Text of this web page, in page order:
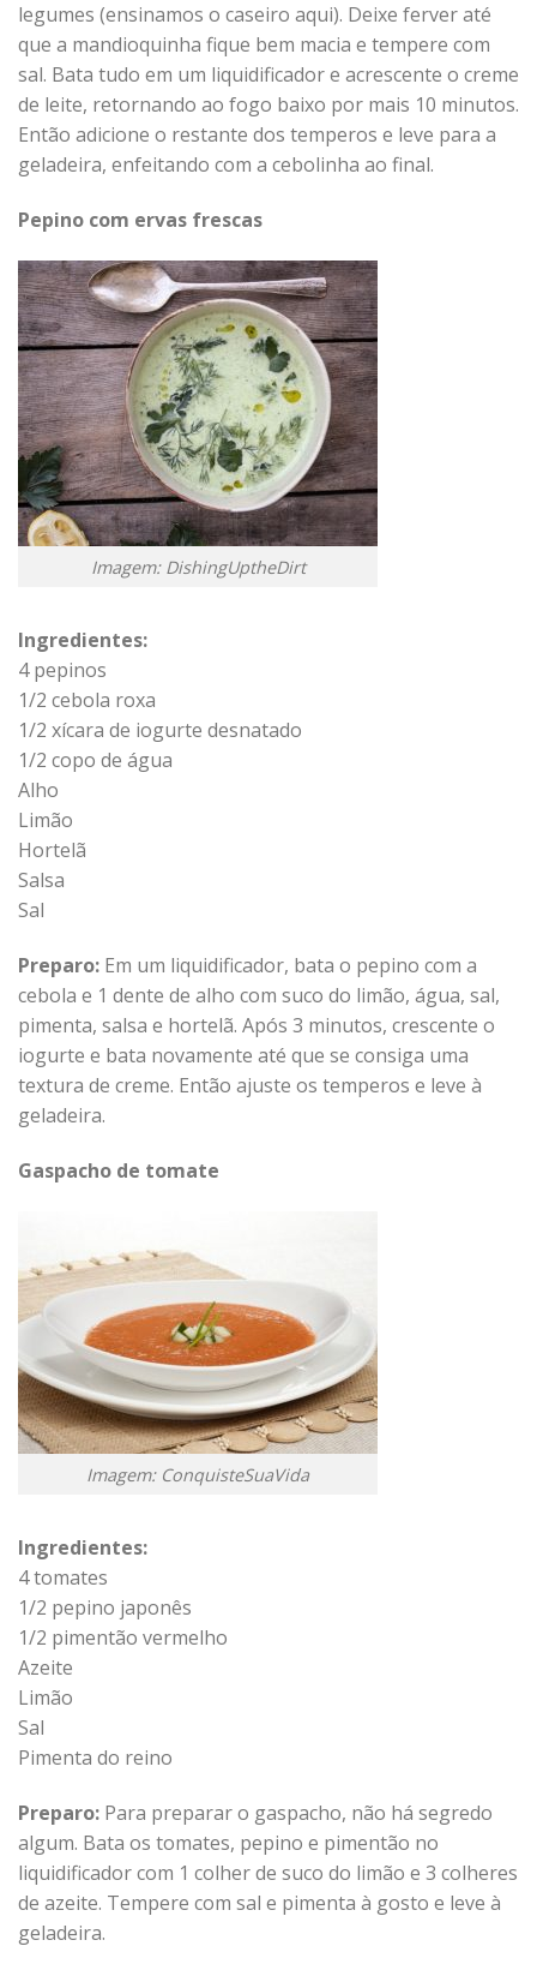
legumes (ensinamos o caseiro aqui). Deixe ferver até
que a mandioquinha fique bem macia e tempere com
sal. Bata tudo em um liquidificador e acrescente o creme
de leite, retornando ao fogo baixo por mais 10 minutos.
Então adicione o restante dos temperos e leve para a
geladeira, enfeitando com a cebolinha ao final.
Pepino com ervas frescas
Imagem: DishingUptheDirt
Ingredientes:
4 pepinos
1/2 cebola roxa
1/2 xícara de iogurte desnatado
1/2 copo de água
Alho
Limão
Hortelã
Salsa
Sal
Preparo: Em um liquidificador, bata o pepino com a
cebola e 1 dente de alho com suco do limão, água, sal,
pimenta, salsa e hortelã. Após 3 minutos, crescente o
iogurte e bata novamente até que se consiga uma
textura de creme. Então ajuste os temperos e leve à
geladeira.
Gaspacho de tomate
Imagem: ConquisteSuaVida
Ingredientes:
4 tomates
1/2 pepino japonês
1/2 pimentão vermelho
Azeite
Limão
Sal
Pimenta do reino
Preparo: Para preparar o gaspacho, não há segredo
algum. Bata os tomates, pepino e pimentão no
liquidificador com 1 colher de suco do limão e 3 colheres
de azeite. Tempere com sal e pimenta à gosto e leve à
geladeira.